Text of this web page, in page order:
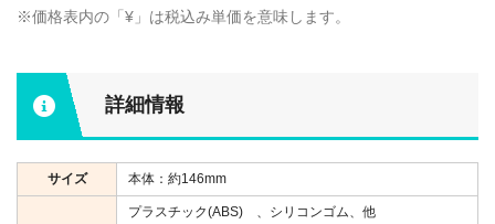
※価格表内の「¥」は税込み単価を意味します。
詳細情報
サイズ 本体：約146mm
プラスチック(ABS) 、シリコンゴム、他